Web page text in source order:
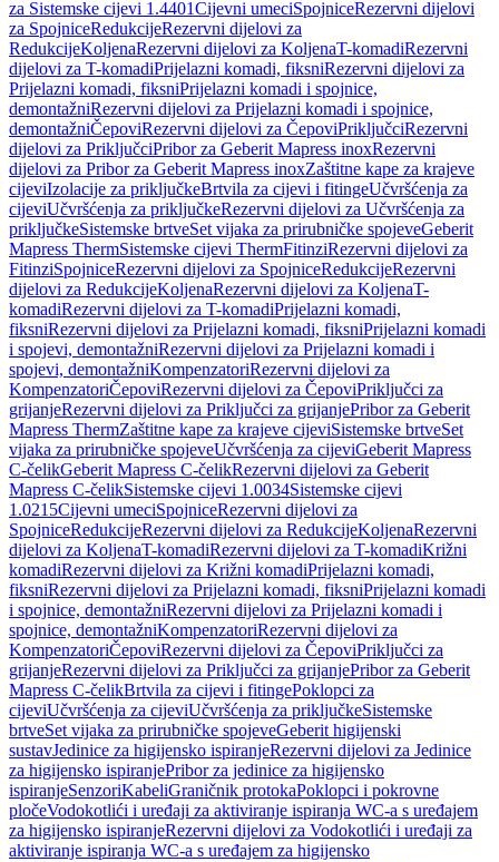
za Sistemske cijevi 1.4401Cijevni umeciSpojniceRezervni dijelovi
za SpojniceRedukcijeRezervni dijelovi za
RedukcijeKoljenaRezervni dijelovi za KoljenaT-komadiRezervni
dijelovi za T-komadiPrijelazni komadi, fiksniRezervni dijelovi za
Prijelazni komadi, fiksniPrijelazni komadi i spojnice,
demontažniRezervni dijelovi za Prijelazni komadi i spojnice,
demontažniČepoviRezervni dijelovi za ČepoviPriključciRezervni
dijelovi za PriključciPribor za Geberit Mapress inoxRezervni
dijelovi za Pribor za Geberit Mapress inoxZaštitne kape za krajeve
cijeviIzolacije za priključkeBrtvila za cijevi i fitingeUčvršćenja za
cijeviUčvršćenja za priključkeRezervni dijelovi za Učvršćenja za
priključkeSistemske brtveSet vijaka za prirubničke spojeveGeberit
Mapress ThermSistemske cijevi ThermFitinziRezervni dijelovi za
FitinziSpojniceRezervni dijelovi za SpojniceRedukcijeRezervni
dijelovi za RedukcijeKoljenaRezervni dijelovi za KoljenaT-
komadiRezervni dijelovi za T-komadiPrijelazni komadi,
fiksniRezervni dijelovi za Prijelazni komadi, fiksniPrijelazni komadi
i spojevi, demontažniRezervni dijelovi za Prijelazni komadi i
spojevi, demontažniKompenzatoriRezervni dijelovi za
KompenzatoriČepoviRezervni dijelovi za ČepoviPriključci za
grijanjeRezervni dijelovi za Priključci za grijanjePribor za Geberit
Mapress ThermZaštitne kape za krajeve cijeviSistemske brtveSet
vijaka za prirubničke spojeveUčvršćenja za cijeviGeberit Mapress
C-čelikGeberit Mapress C-čelikRezervni dijelovi za Geberit
Mapress C-čelikSistemske cijevi 1.0034Sistemske cijevi
1.0215Cijevni umeciSpojniceRezervni dijelovi za
SpojniceRedukcijeRezervni dijelovi za RedukcijeKoljenaRezervni
dijelovi za KoljenaT-komadiRezervni dijelovi za T-komadiKrižni
komadiRezervni dijelovi za Križni komadiPrijelazni komadi,
fiksniRezervni dijelovi za Prijelazni komadi, fiksniPrijelazni komadi
i spojnice, demontažniRezervni dijelovi za Prijelazni komadi i
spojnice, demontažniKompenzatoriRezervni dijelovi za
KompenzatoriČepoviRezervni dijelovi za ČepoviPriključci za
grijanjeRezervni dijelovi za Priključci za grijanjePribor za Geberit
Mapress C-čelikBrtvila za cijevi i fitingePoklopci za
cijeviUčvršćenja za cijeviUčvršćenja za priključkeSistemske
brtveSet vijaka za prirubničke spojeveGeberit higijenski
sustavJedinice za higijensko ispiranjeRezervni dijelovi za Jedinice
za higijensko ispiranjePribor za jedinice za higijensko
ispiranjeSenzoriKabeliGraničnik protokaPoklopci i pokrovne
pločeVodokotlići i uređaji za aktiviranje ispiranja WC-a s uređajem
za higijensko ispiranjeRezervni dijelovi za Vodokotlići i uređaji za
aktiviranje ispiranja WC-a s uređajem za higijensko